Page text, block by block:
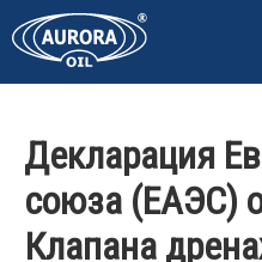
Декларация
союза (ЕАЭС)
Клапана